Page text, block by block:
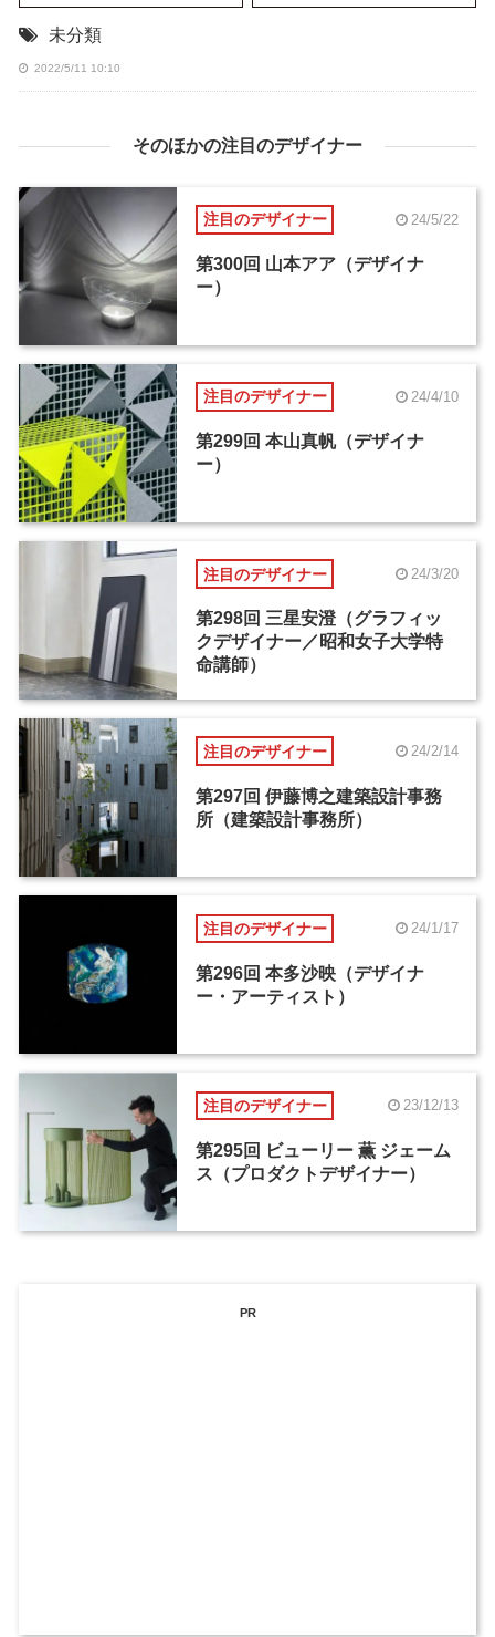
未分類
2022/5/11 10:10
そのほかの注目のデザイナー
注目のデザイナー 24/5/22
第300回 山本アア（デザイナ
ー）
注目のデザイナー 24/4/10
第299回 本山真帆（デザイナ
ー）
注目のデザイナー 24/3/20
第298回 三星安澄（グラフィッ
クデザイナー／昭和女子大学特
命講師）
注目のデザイナー 24/2/14
第297回 伊藤博之建築設計事務
所（建築設計事務所）
注目のデザイナー 24/1/17
第296回 本多沙映（デザイナ
ー・アーティスト）
注目のデザイナー 23/12/13
第295回 ビューリー 薫 ジェーム
ス（プロダクトデザイナー）
PR